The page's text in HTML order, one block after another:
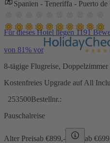
Spanien - Teneriffa - Puerto de
Für dieses Hotel liegen 1191
von 81% vor
8-tägige Flugreise,
Kostenfreies Upgrade auf All
253500Bestellnr.:
Pauschalreise
Alter Preisab €899,- ab €